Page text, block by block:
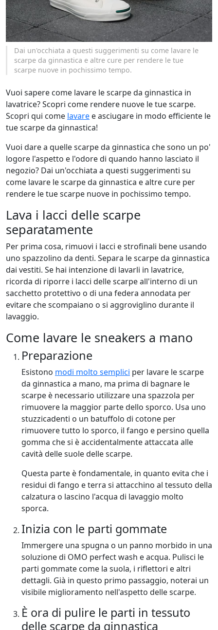
Dai un'occhiata a questi suggerimenti su come lavare le
scarpe da ginnastica e altre cure per rendere le tue
scarpe nuove in pochissimo tempo.
Vuoi sapere come lavare le scarpe da ginnastica in
lavatrice? Scopri come rendere nuove le tue scarpe.
Scopri qui come lavare e asciugare in modo efficiente le
tue scarpe da ginnastica!
Vuoi dare a quelle scarpe da ginnastica che sono un po'
logore l'aspetto e l'odore di quando hanno lasciato il
negozio? Dai un'occhiata a questi suggerimenti su
come lavare le scarpe da ginnastica e altre cure per
rendere le tue scarpe nuove in pochissimo tempo.
Lava i lacci delle scarpe
separatamente
Per prima cosa, rimuovi i lacci e strofinali bene usando
uno spazzolino da denti. Separa le scarpe da ginnastica
dai vestiti. Se hai intenzione di lavarli in lavatrice,
ricorda di riporre i lacci delle scarpe all'interno di un
sacchetto protettivo o di una federa annodata per
evitare che scompaiano o si aggroviglino durante il
lavaggio.
Come lavare le sneakers a mano
Preparazione
Esistono modi molto semplici per lavare le scarpe
da ginnastica a mano, ma prima di bagnare le
scarpe è necessario utilizzare una spazzola per
rimuovere la maggior parte dello sporco. Usa uno
stuzzicadenti o un batuffolo di cotone per
rimuovere tutto lo sporco, il fango e persino quella
gomma che si è accidentalmente attaccata alle
cavità delle suole delle scarpe.
Questa parte è fondamentale, in quanto evita che i
residui di fango e terra si attacchino al tessuto della
calzatura o lascino l'acqua di lavaggio molto
sporca.
Inizia con le parti gommate
Immergere una spugna o un panno morbido in una
soluzione di OMO perfect wash e acqua. Pulisci le
parti gommate come la suola, i riflettori e altri
dettagli. Già in questo primo passaggio, noterai un
visibile miglioramento nell'aspetto delle scarpe.
È ora di pulire le parti in tessuto
delle scarpe da ginnastica